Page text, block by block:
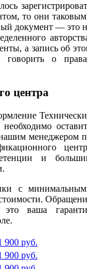
то они
документ — это
а запись об
говорить о
центра
менеджером
и
с
ваша
900 руб.
900 руб.